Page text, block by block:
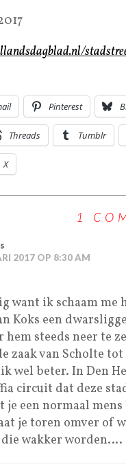
Pinterest
Threads Tumblr
X
1
2017 OP 8:30 AM
want ik schaam
Koks een
hem steeds neer te
zaak van Scholte
wel beter. In Den
circuit dat deze
je een normaal
je toren omver of
die wakker worden….